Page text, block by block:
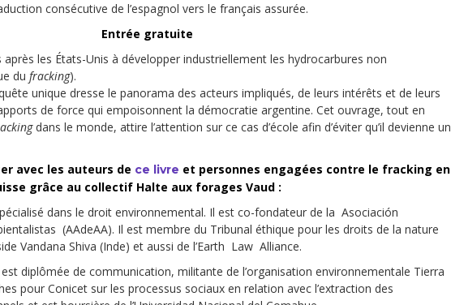
pays Argentine
Bolivie
Brésil
Chili
Colombie
Equateur
Espagne
Déclarations à l’ONU
à
disposition
consécutive de l’espagnol vers le français assurée.
Entrée gratuite
après les États-Unis à développer industriellement les hydrocarbures non
du fracking).
unique dresse le panorama des acteurs impliqués, de leurs intérêts et de leurs
de force qui empoisonnent la démocratie argentine. Cet ouvrage, tout en
dans le monde, attire l’attention sur ce cas d’école afin d’éviter qu’il devienne un
avec les auteurs de ce livre et personnes engagées contre le fracking en
grâce au collectif Halte aux forages Vaud :
dans le droit environnemental. Il est co-fondateur de la Asociación
(AAdeAA). Il est membre du Tribunal éthique pour les droits de la nature
Vandana Shiva (Inde) et aussi de l’Earth Law Alliance.
diplômée de communication, militante de l’organisation environnementale Tierra
pour Conicet sur les processus sociaux en relation avec l’extraction des